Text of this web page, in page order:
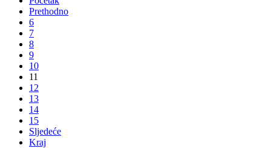
Prethodno
6
7
8
9
10
11
12
13
14
15
Sljedeće
Kraj